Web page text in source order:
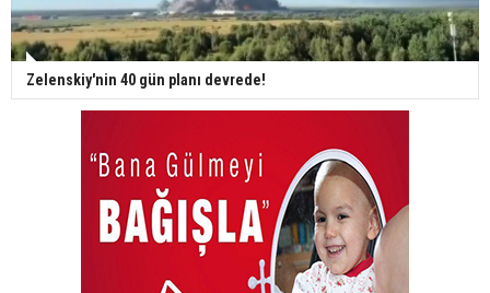
Zelenskiy'nin 40 gün planı devrede!